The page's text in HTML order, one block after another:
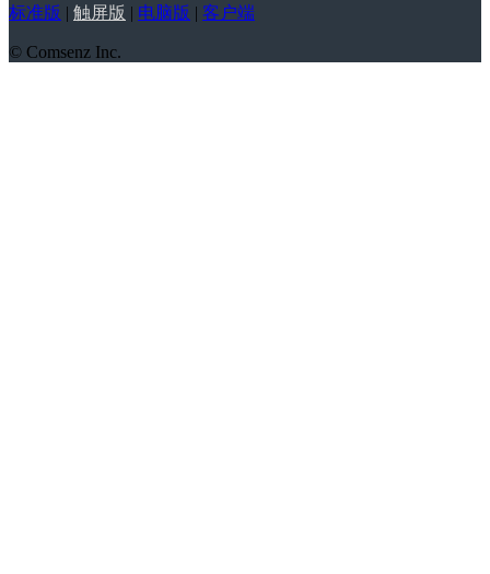
标准版 | 触屏版 | 电脑版 | 客户端
© Comsenz Inc.